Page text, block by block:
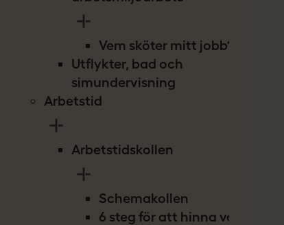
Vem sköter mitt jobb?
Utflykter, bad och
simundervisning
Arbetstid
Arbetstidskollen
Schemakollen
6 steg för att hinna vara